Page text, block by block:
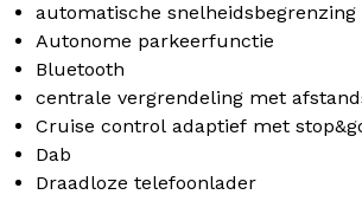
automatische snelheidsbegrenzing
Autonome parkeerfunctie
Bluetooth
centrale vergrendeling met
Cruise control adaptief met
Dab
Draadloze telefoonlader